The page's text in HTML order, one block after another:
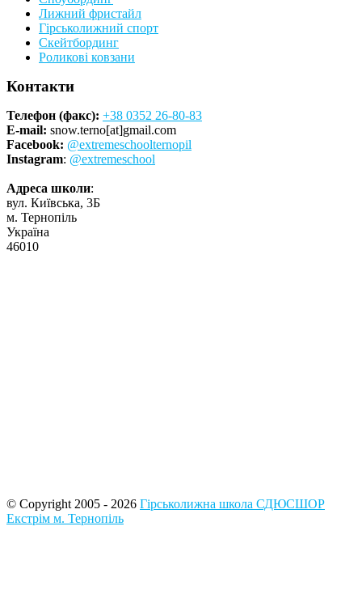
Лижний фристайл
Гірськолижний спорт
Скейтбординг
Роликові ковзани
Контакти
Телефон (факс): +38 0352 26-80-83
E-mail: snow.terno[at]gmail.com
Facebook: @extremeschoolternopil
Instagram: @extremeschool
Адреса школи:
вул. Київська, 3Б
м. Тернопіль
Україна
46010
© Copyright 2005 - 2026 Гірськолижна школа СДЮСШОР
Екстрім м. Тернопіль